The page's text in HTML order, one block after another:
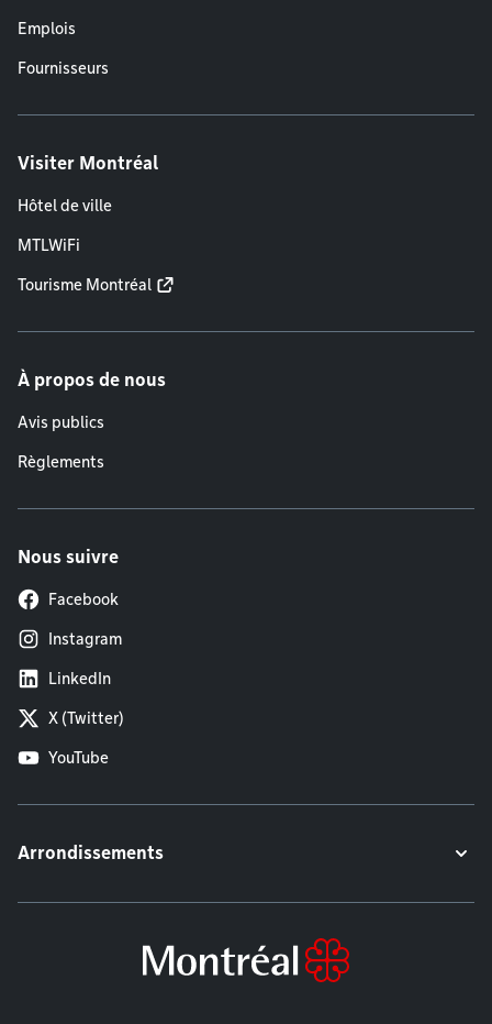
Emplois
Fournisseurs
Visiter Montréal
Hôtel de ville
MTLWiFi
Tourisme Montréal
À propos de nous
Avis publics
Règlements
Nous suivre
Facebook
Instagram
LinkedIn
X (Twitter)
YouTube
Arrondissements